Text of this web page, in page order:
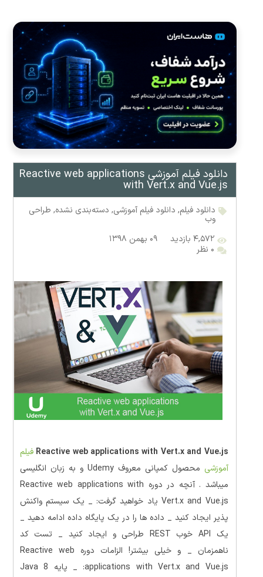
دانلود فیلم آموزشی Reactive web applications
with Vert.x and Vue.js
دانلود فیلم, دانلود فیلم آموزشی, دسته‌بندی نشده, طراحی
وب
۴,۵۷۲ بازدید
۰۹ بهمن ۱۳۹۸
۰ نظر
Reactive web applications with Vert.x and Vue.js فیلم
آموزشی
محصول کمپانی معروف Udemy و به زبان انگلیسی
میباشد . آنچه در دوره Reactive web applications with
Vert.x and Vue.js یاد خواهید گرفت: _ یک سیستم واکنش
پذیر ایجاد کنید _ داده ها را در یک پایگاه داده ادامه دهید _
یک API خوب REST طراحی و ایجاد کنید _ تست کد
ناهمزمان _ و خیلی بیشتر! الزامات دوره Reactive web
applications with Vert.x and Vue.js: _ پایه Java 8